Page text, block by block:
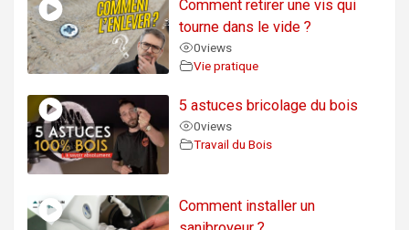
Comment retirer une vis qui
tourne dans le vide ?
0views
Vie pratique
5 astuces bricolage du bois
0views
Travail du Bois
Comment installer un